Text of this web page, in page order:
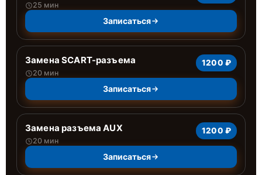
25 мин
Записаться
Замена SCART-разъема
20 мин
1200 ₽
Записаться
Замена разъема AUX
20 мин
1200 ₽
Записаться